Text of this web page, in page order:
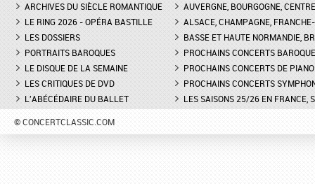
ARCHIVES DU SIÈCLE ROMANTIQUE
LE RING 2026 - OPÉRA BASTILLE
LES DOSSIERS
PORTRAITS BAROQUES
LE DISQUE DE LA SEMAINE
LES CRITIQUES DE DVD
L'ABÉCÉDAIRE DU BALLET
AUVERGNE, BOURGOGNE, CENTRE
ALSACE, CHAMPAGNE,
BASSE ET HAUTE NORMANDIE,
PROCHAINS CONCERTS
PROCHAINS CONCERTS DE PIANO
PROCHAINS CONCERTS
LES SAISONS 25/26 EN FRANCE,
© CONCERTCLASSIC.COM